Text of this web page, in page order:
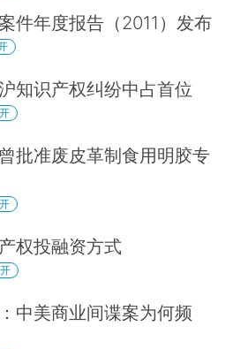
件年度报告（2011）发布
知识产权纠纷中占首位
批准废皮革制食用明胶专
权投融资方式
中美商业间谍案为何频